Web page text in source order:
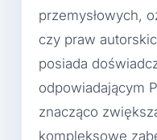
przemysłowych,
czy praw
posiada
odpowiadającym
znacząco
kompleksowe